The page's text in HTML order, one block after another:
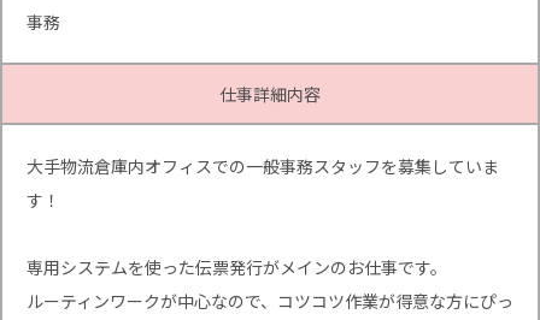
事務
仕事詳細内容
大手物流倉庫内オフィスでの一般事務スタッフを募集していま
す！
専用システムを使った伝票発行がメインのお仕事です。
ルーティンワークが中心なので、コツコツ作業が得意な方にぴっ